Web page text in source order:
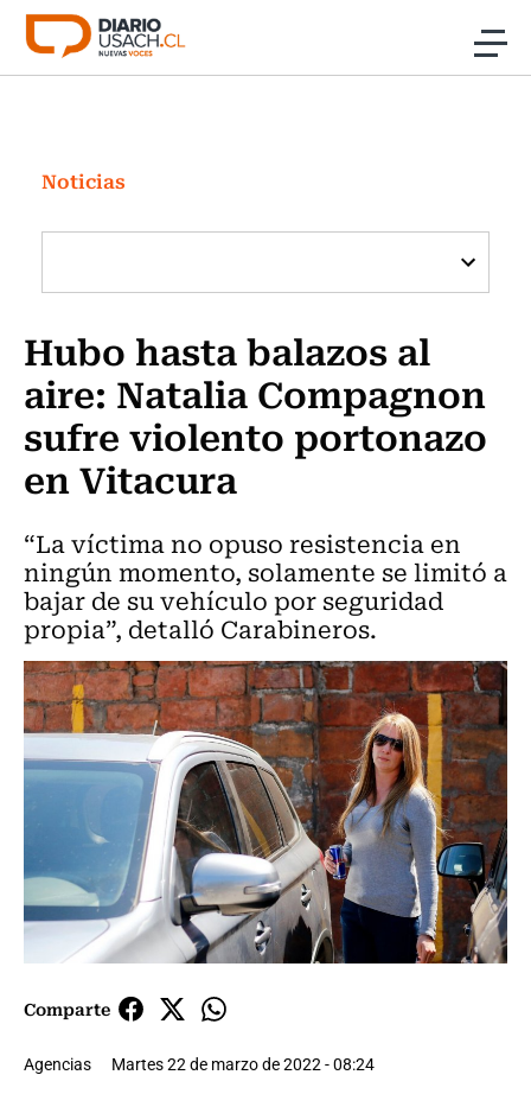
Click acá para ir directamente al contenido
Investigación
Cultura
Programas Radio y TV Usach
Noticias
Hubo hasta balazos al
aire: Natalia Compagnon
sufre violento portonazo
en Vitacura
“La víctima no opuso resistencia en
ningún momento, solamente se limitó a
bajar de su vehículo por seguridad
propia”, detalló Carabineros.
Comparte
Agencias Martes 22 de marzo de 2022 - 08:24